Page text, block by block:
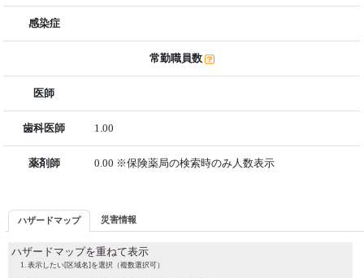
感染症
常勤職員数
医師
歯科医師 1.00
薬剤師 0.00 ※保険薬局の検索時のみ人数表示
ハザードマップ 災害情報
ハザードマップを重ねて表示
表示したい[区域名]を選択（複数選択可）